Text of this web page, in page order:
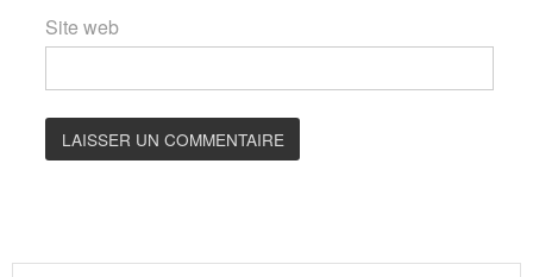
Site web